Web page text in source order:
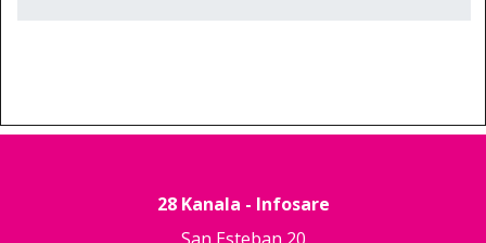
28 Kanala - Infosare
San Esteban 20